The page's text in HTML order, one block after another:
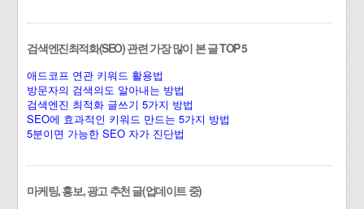
검색엔진최적화(SEO) 관련 가장 많이 본 글 TOP 5
애드코프 연관 키워드 활용법
방문자의 검색의도 알아내는 방법
검색엔진 최적화 글쓰기 5가지 방법
SEO에 효과적인 키워드 만드는 5가지 방법
5분이면 가능한 SEO 자가 진단법
마케팅, 홍보, 광고 추천 글(업데이트 중)